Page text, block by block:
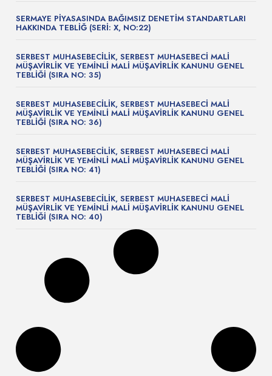
SERMAYE PİYASASINDA BAĞIMSIZ DENETİM STANDARTLARI
HAKKINDA TEBLİĞ (SERİ: X, NO:22)
SERBEST MUHASEBECİLİK, SERBEST MUHASEBECİ MALİ
MÜŞAVİRLİK VE YEMİNLİ MALİ MÜŞAVİRLİK KANUNU GENEL
TEBLİĞİ (SIRA NO: 35)
SERBEST MUHASEBECİLİK, SERBEST MUHASEBECİ MALİ
MÜŞAVİRLİK VE YEMİNLİ MALİ MÜŞAVİRLİK KANUNU GENEL
TEBLİĞİ (SIRA NO: 36)
SERBEST MUHASEBECİLİK, SERBEST MUHASEBECİ MALİ
MÜŞAVİRLİK VE YEMİNLİ MALİ MÜŞAVİRLİK KANUNU GENEL
TEBLİĞİ (SIRA NO: 41)
SERBEST MUHASEBECİLİK, SERBEST MUHASEBECİ MALİ
MÜŞAVİRLİK VE YEMİNLİ MALİ MÜŞAVİRLİK KANUNU GENEL
TEBLİĞİ (SIRA NO: 40)